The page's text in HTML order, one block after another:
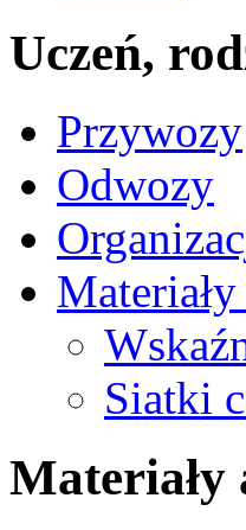
Uczeń,
Przywozy
Odwozy
Siatki
Materiały